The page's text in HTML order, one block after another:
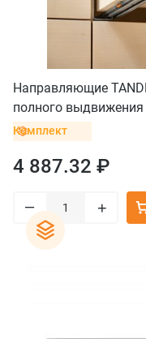
Направляющие
полного
Комплект
4 887.32 ₽
– +